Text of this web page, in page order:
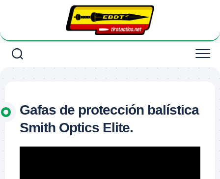
Gafas de protección balística
Smith Optics Elite.